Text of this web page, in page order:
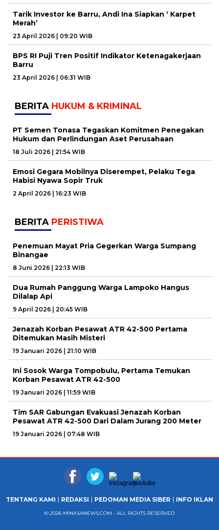
Tarik Investor ke Barru, Andi Ina Siapkan ‘ Karpet
Merah’
23 April 2026 | 09:20 WIB
BPS RI Puji Tren Positif Indikator Ketenagakerjaan
Barru
23 April 2026 | 06:31 WIB
BERITA HUKUM & KRIMINAL
PT Semen Tonasa Tegaskan Komitmen Penegakan
Hukum dan Perlindungan Aset Perusahaan
18 Juli 2026 | 21:54 WIB
Emosi Gegara Mobilnya Diserempet, Pelaku Tega
Habisi Nyawa Sopir Truk
2 April 2026 | 16:23 WIB
BERITA PERISTIWA
Penemuan Mayat Pria Gegerkan Warga Sumpang
Binangae
8 Juni 2026 | 22:13 WIB
Dua Rumah Panggung Warga Lampoko Hangus
Dilalap Api
9 April 2026 | 20:45 WIB
Jenazah Korban Pesawat ATR 42-500 Pertama
Ditemukan Masih Misteri
19 Januari 2026 | 21:10 WIB
Ini Sosok Warga Tompobulu, Pertama Temukan
Korban Pesawat ATR 42-500
19 Januari 2026 | 11:59 WIB
Tim SAR Gabungan Evakuasi Jenazah Korban
Pesawat ATR 42-500 Dari Dalam Jurang 200 Meter
19 Januari 2026 | 07:48 WIB
TENTANG KAMI REDAKSI PEDOMAN MEDIA SIBER INFO IKLAN
© 2026 MINASANEWS.COM - ALL RIGHTS RESERVED